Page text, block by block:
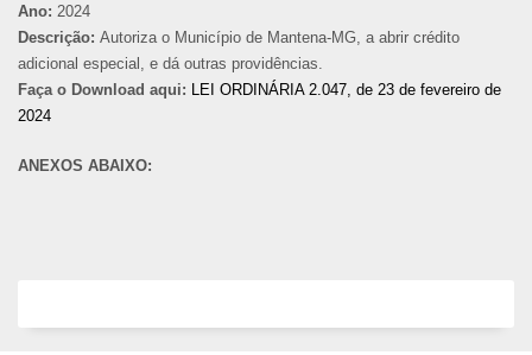
Ano: 2024
Descrição: Autoriza o Município de Mantena-MG, a abrir crédito
adicional especial, e dá outras providências.
Faça o Download aqui: LEI ORDINÁRIA 2.047, de 23 de fevereiro de
2024
ANEXOS ABAIXO: